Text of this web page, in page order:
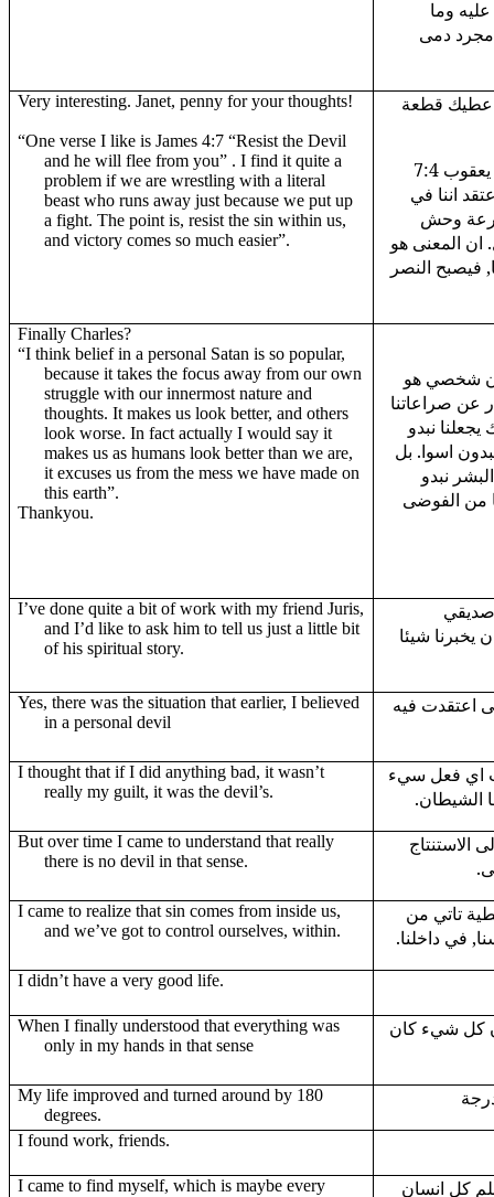
وما
دمى
Very interesting. Janet, penny for your thoughts!
“One verse I like is James 4:7 “Resist the Devil
and he will flee from you” . I find it quite a
problem if we are wrestling with a literal
beast who runs away just because we put up
a fight. The point is, resist the sin within us,
and victory comes so much easier”.
قطعة
"من احب الايات الى نفسي هي يعقوب 7:4
اننا في
وحش
ان المعنى هو
فيصبح النصر
Finally Charles?
“I think belief in a personal Satan is so popular,
because it takes the focus away from our own
struggle with our innermost nature and
thoughts. It makes us look better, and others
look worse. In fact actually I would say it
makes us as humans look better than we are,
it excuses us from the mess we have made on
this earth”.
Thankyou.
شخصي هو
عن صراعاتنا
نبدو
اسوا. بل
نبدو
من الفوضى
I’ve done quite a bit of work with my friend Juris,
and I’d like to ask him to tell us just a little bit
of his spiritual story.
صديقي
شيئا
Yes, there was the situation that earlier, I believed
in a personal devil
اعتقدت فيه
I thought that if I did anything bad, it wasn’t
really my guilt, it was the devil’s.
اي فعل سيء
الشيطان.
But over time I came to understand that really
there is no devil in that sense.
الاستنتاج
I came to realize that sin comes from inside us,
and we’ve got to control ourselves, within.
تاتي من
في داخلنا.
I didn’t have a very good life.
When I finally understood that everything was
only in my hands in that sense
كل شيء كان
My life improved and turned around by 180
degrees.
I found work, friends.
I came to find myself, which is maybe every
كل انسان